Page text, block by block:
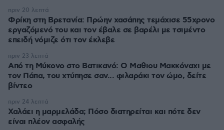
Φρίκη στη Βρετανία: Πρώην χασάπης τεμάχισε 55χρονο
εργαζόμενό του και τον έβαλε σε βαρέλι με τσιμέντο
επειδή νόμιζε ότι τον έκλεβε
πριν 20 λεπτά
Από τη Μύκονο στο Βατικανό: Ο Μαθιου Μακκόναχι με
τον Πάπα, του χτύπησε σαν... φιλαράκι τον ώμο, δείτε
βίντεο
πριν 23 λεπτά
Χαλάει η μαρμελάδα; Πόσο διατηρείται και πότε δεν
είναι πλέον ασφαλής
πριν 24 λεπτά